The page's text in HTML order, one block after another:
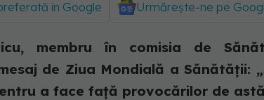
în Google Urmărește-ne pe
membru în comisia de
de Ziua Mondială a Sănătății:
a face față provocărilor de